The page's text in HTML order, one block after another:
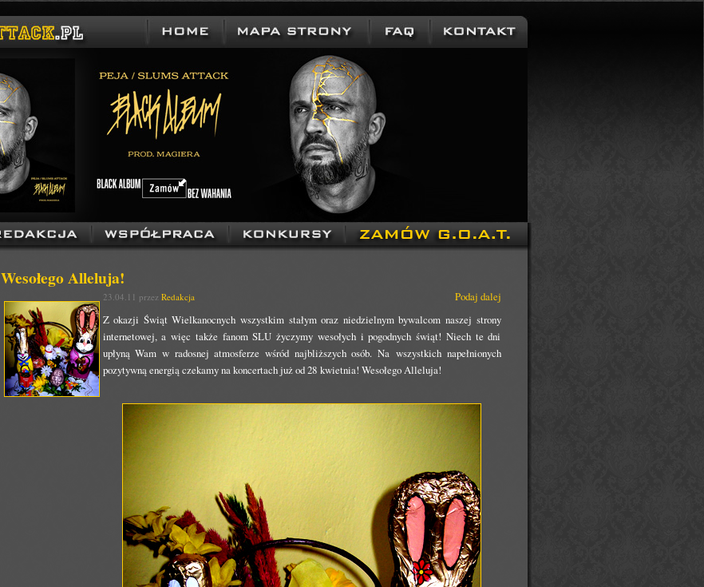
Wesołego Alleluja!
23.04.11 przez Redakcja
Podaj dalej
Z okazji Świąt Wielkanocnych wszystkim stałym oraz niedzielnym bywalcom naszej strony
internetowej, a więc także fanom SLU życzymy wesołych i pogodnych świąt! Niech te dni
upłyną Wam w radosnej atmosferze wśród najbliższych osób. Na wszystkich napełnionych
pozytywną energią czekamy na koncertach już od 28 kwietnia! Wesołego Alleluja!